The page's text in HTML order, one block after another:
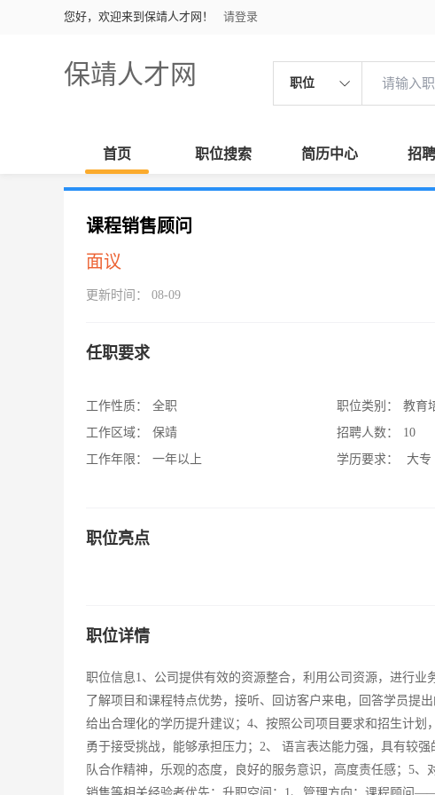
您好，欢迎来到保靖人才网！ 请登录
保靖人才网 职位
首页 职位搜索 简历中心 招
课程销售顾问
面议
更新时间： 08-09
任职要求
工作性质：
全职
工作区域：
保靖
工作年限：
一年以上
职位类别：
教育
招聘人数：
10
学历要求：
大专
职位亮点
职位详情
职位信息1、公司提供有效的资源整合，利用公司资源，进行
了解项目和课程特点优势，接听、回访客户来电，回答学员提
给出合理化的学历提升建议；4、按照公司项目要求和招生计划
勇于接受挑战，能够承担压力；2、 语言表达能力强，具有较
队合作精神，乐观的态度，良好的服务意识，高度责任感；5